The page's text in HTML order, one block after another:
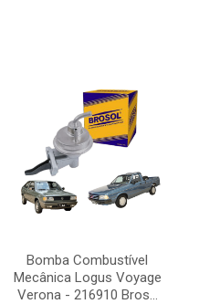
Bomba Combustível
Mecânica Logus Voyage
Verona - 216910 Bros...